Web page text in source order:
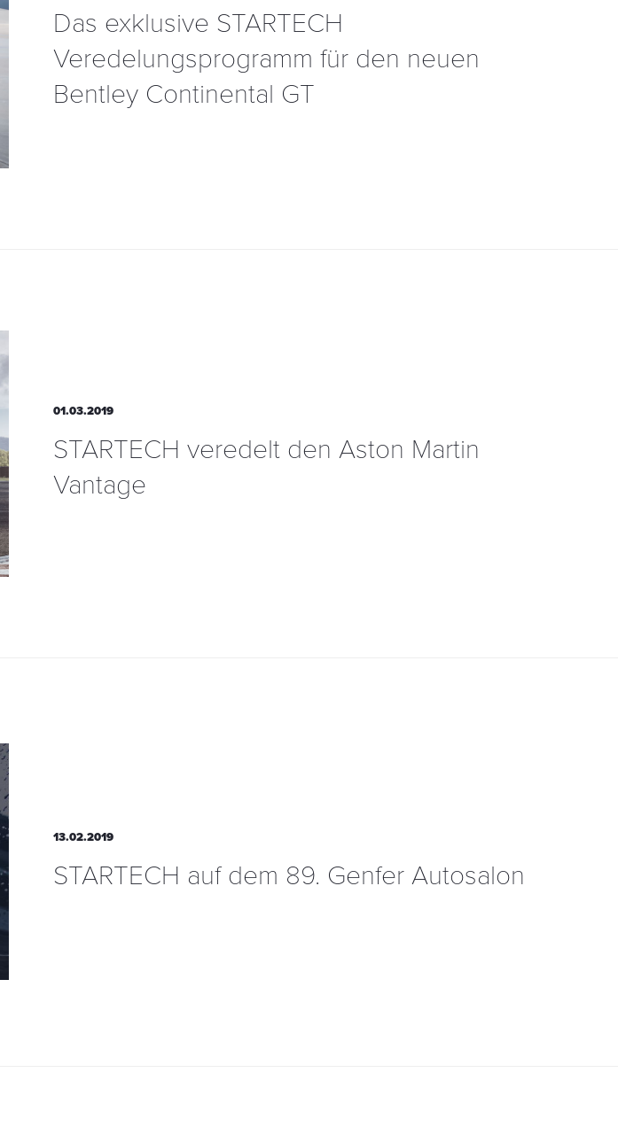
Das exklusive STARTECH
Veredelungsprogramm für den neuen
Bentley Continental GT
01.03.2019
STARTECH veredelt den Aston Martin
Vantage
13.02.2019
STARTECH auf dem 89. Genfer Autosalon